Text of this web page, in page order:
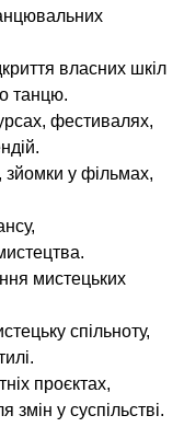
власних шкіл
танцю.
фестивалях,
зйомки у фільмах,
мистецьких
спільноту,
проєктах,
змін у суспільстві.